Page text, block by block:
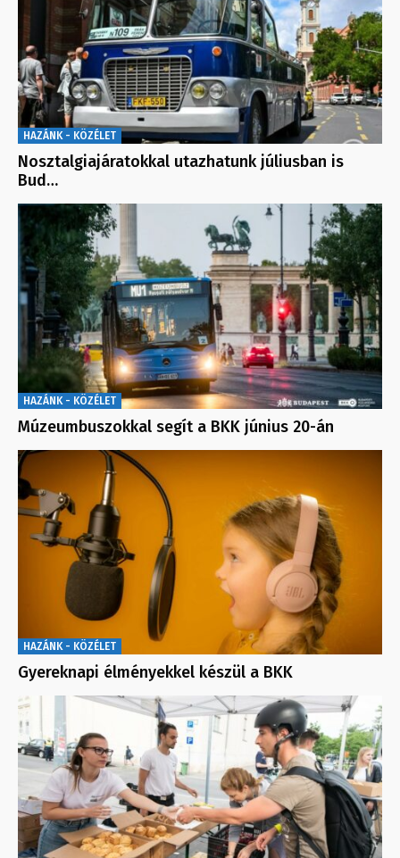
HAZÁNK - KÖZÉLET
Nosztalgiajáratokkal utazhatunk júliusban is
Bud…
HAZÁNK - KÖZÉLET
Múzeumbuszokkal segít a BKK június 20-án
HAZÁNK - KÖZÉLET
Gyereknapi élményekkel készül a BKK